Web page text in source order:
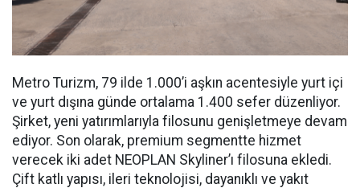
Metro Turizm, 79 ilde 1.000’i aşkın acentesiyle yurt içi
ve yurt dışına günde ortalama 1.400 sefer düzenliyor.
Şirket, yeni yatırımlarıyla filosunu genişletmeye devam
ediyor. Son olarak, premium segmentte hizmet
verecek iki adet NEOPLAN Skyliner’ı filosuna ekledi.
Çift katlı yapısı, ileri teknolojisi, dayanıklı ve yakıt